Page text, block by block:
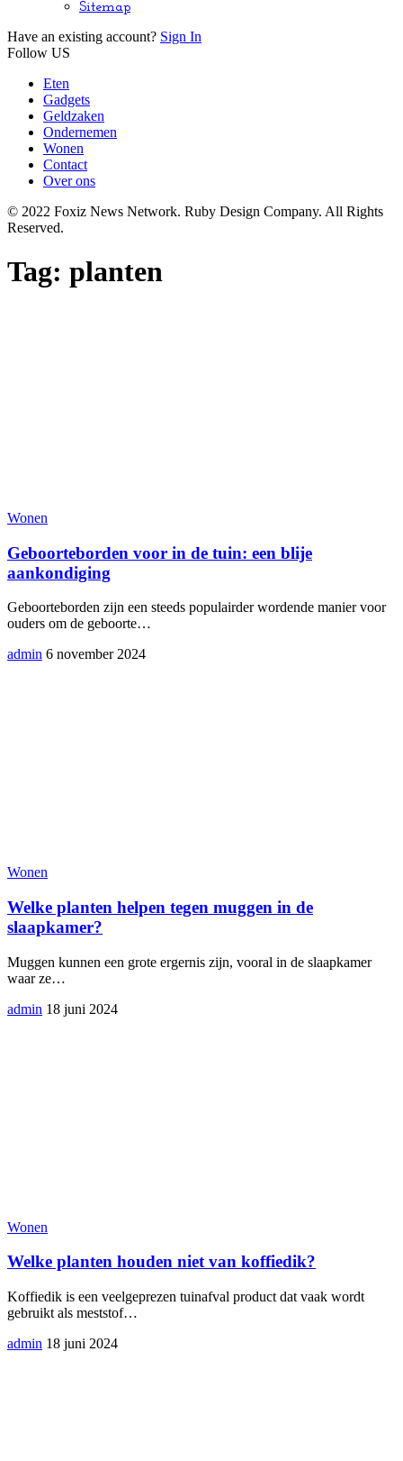
Sitemap
Have an existing account? Sign In
Follow US
Eten
Gadgets
Geldzaken
Ondernemen
Wonen
Contact
Over ons
© 2022 Foxiz News Network. Ruby Design Company. All Rights
Reserved.
Tag: planten
Wonen
Geboorteborden voor in de tuin: een blije
aankondiging
Geboorteborden zijn een steeds populairder wordende manier voor
ouders om de geboorte…
admin 6 november 2024
Wonen
Welke planten helpen tegen muggen in de
slaapkamer?
Muggen kunnen een grote ergernis zijn, vooral in de slaapkamer
waar ze…
admin 18 juni 2024
Wonen
Welke planten houden niet van koffiedik?
Koffiedik is een veelgeprezen tuinafval product dat vaak wordt
gebruikt als meststof…
admin 18 juni 2024